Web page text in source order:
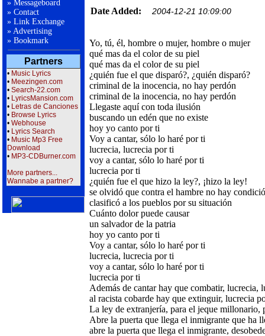
» Messageboard
» Contact
» Link Exchange
» Advertising
» Bookmark
Partners
• Music Lyrics
• Meezingen.com
• Search-22.com
• LyricsMansion.com
• Letras de Canciones
• Browse Lyrics
• Webhouse
• Lyrics Search
• Music Mp3 Free
Download
• MP3-CDBurner.com
More partners...
Wannabe a partner?
Date Added: 2004-12-21 10:09:00
Yo, tú, él, hombre o mujer, hombre o mujer
qué mas da el color de su piel
qué mas da el color de su piel
¿quién fue el que disparó?, ¿quién disparó?
criminal de la inocencia, no hay perdón
criminal de la inocencia, no hay perdón
Llegaste aquí con toda ilusión
buscando un edén que no existe
hoy yo canto por ti
Voy a cantar, sólo lo haré por ti
lucrecia, lucrecia por ti
voy a cantar, sólo lo haré por ti
lucrecia por ti
¿quién fue el que hizo la ley?, ¡hizo la ley!
se olvidó que contra el hambre no hay
clasificó a los pueblos por su situación
Cuánto dolor puede causar
un salvador de la patria
hoy yo canto por ti
Voy a cantar, sólo lo haré por ti
lucrecia, lucrecia por ti
voy a cantar, sólo lo haré por ti
lucrecia por ti
Además de cantar hay que combatir, lucrecia,
al racista cobarde hay que extinguir, lucrecia
La ley de extranjería, para el jeque millonario,
Abre la puerta que llega el inmigrante que ha
abre la puerta que llega el inmigrante,